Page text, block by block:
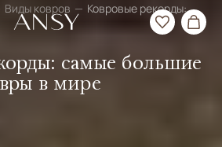
Виды ковров
Ковровые рекорды:
самые большие
в мире